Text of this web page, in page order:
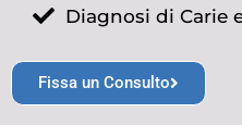
Diagnosi di Carie
Fissa un Consulto